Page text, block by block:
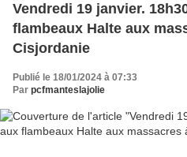
Vendredi 19 janvier.
flambeaux Halte aux
Cisjordanie
Publié le 18/01/2024 à 07:33
Par pcfmanteslajolie